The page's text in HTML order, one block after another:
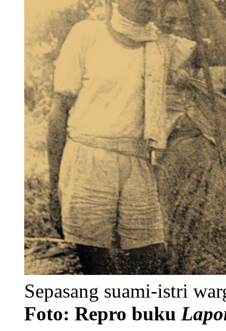
Sepasang suami-istri
Foto: Repro buku